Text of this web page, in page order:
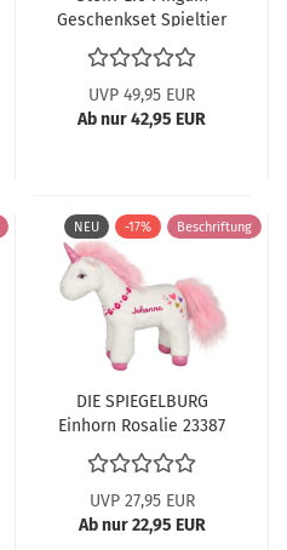
Geschenkset Spieltier
und Lätzchen 242977
UVP 49,95 EUR
Ab nur 42,95 EUR
NEU -17% Beschriftung
DIE SPIEGELBURG
Einhorn Rosalie 23387
UVP 27,95 EUR
Ab nur 22,95 EUR